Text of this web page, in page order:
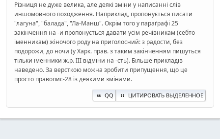
Різниця не дуже велика, але деякі зміни у написанні слів
иншомовного походження. Наприклад, пропонується писати
"лагуна", "балада", "Ла-Манш". Окрім того у параґрафі 25
закінчення на -и пропонується давати усім речівникам (себто
іменникам) жіночого роду на приголосний: з радости, без
подорожи, до ночи (у Харк. прав. з таким закінченням пишуться
тільки іменники ж.р. ІІІ відміни на -сть). Більше прикладів
наведено. За версткою можна зробити припущення, що це
просто правопис-28 із деякими змінами.
QQ ЦИТИРОВАТЬ ВЫДЕЛЕННОЕ